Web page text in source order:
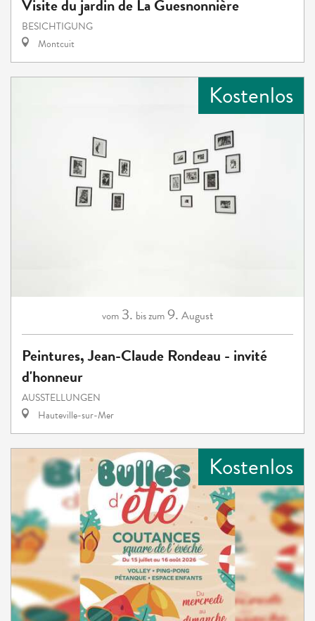
Visite du jardin de La Guesnonnière
BESICHTIGUNG
Montcuit
Kostenlos
vom 3. bis zum9. August
Peintures, Jean-Claude Rondeau - invité
d'honneur
AUSSTELLUNGEN
Hauteville-sur-Mer
Kostenlos